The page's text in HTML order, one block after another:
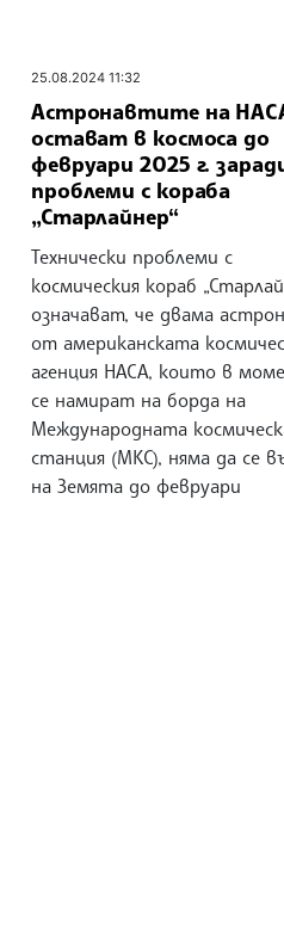
25.08.2024 11:32
Астронавтите на
остават в космоса до
февруари 2025 г.
проблеми с кораба
„Старлайнер“
Технически проблеми с
космическия кораб
означават, че двама
от американската
агенция НАСА, които в
се намират на борда на
Международната
станция (МКС), няма да се
на Земята до февруари